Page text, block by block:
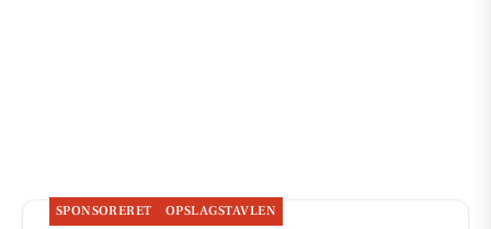
SPONSORERET OPSLAGSTAVLEN